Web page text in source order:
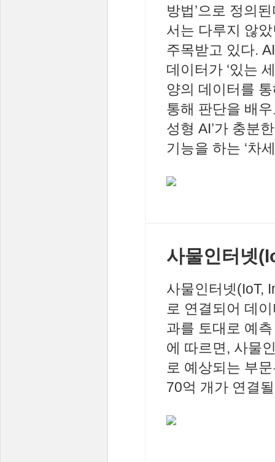
방법’으로 정의
서는 다루지 않
주목받고 있다.
데이터가 ‘있는
양의 데이터를
통해 판단을 배
성형 AI’가 충분
기능을 하는 ‘차
사물인터넷
사물인터넷(IoT,
로 연결되어 데
과를 토대로 예
에 따르면, 사물
로 예상되는 부
70억 개가 연결